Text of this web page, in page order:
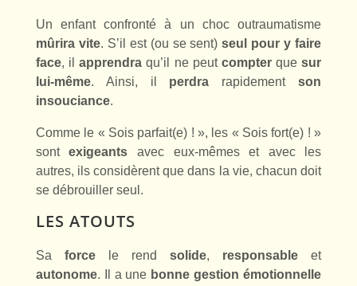
Un enfant confronté à un choc outraumatisme
mûrira vite. S’il est (ou se sent)seul pour y faire
face, ilapprendra qu’il ne peut compterque sur
lui-même. Ainsi, il perdra rapidementson
insouciance.
Comme le « Sois parfait(e) ! », les « Sois fort(e) ! »
sontexigeants avec eux-mêmes et avec les
autres, ils considèrent que dans la vie, chacun doit
se débrouiller seul.
LES ATOUTS
Sa forcele rendsolide, responsable et
autonome. Il a une bonne gestion émotionnelle